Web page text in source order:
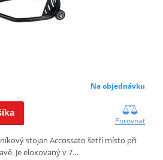
Na objednávku
Porovnať
stojan Accossato šetří místo při
Je eloxovaný v 7…